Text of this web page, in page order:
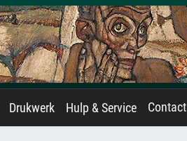
Drukwerk Hulp & Service Contact